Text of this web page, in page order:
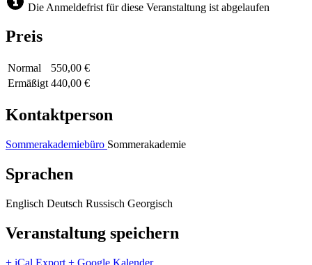
Die Anmeldefrist für diese Veranstaltung ist abgelaufen
Preis
Normal
550,00 €
Ermäßigt 440,00 €
Kontaktperson
Sommerakademiebüro Sommerakademie
Sprachen
Englisch Deutsch Russisch Georgisch
Veranstaltung speichern
+ iCal Export + Google Kalender